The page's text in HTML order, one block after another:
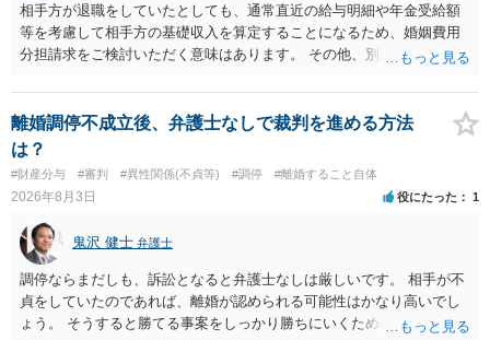
相手方が退職をしていたとしても、通常直近の給与明細や年金受給額
等を考慮して相手方の基礎収入を算定することになるため、婚姻費用
分担請求をご検討いただく意味はあります。 その他、別居の経緯、質
て、ご検討いただくのが良いかと思います。
離婚調停不成立後、弁護士なしで裁判を進める方法
は？
#財産分与 #審判 #異性関係(不貞等) #調停 #離婚すること自体
2026年8月3日 役にたった 1
鬼沢 健士 弁護士
調停ならまだしも、訴訟となると弁護士なしは厳しいです。 相手が不
貞をしていたのであれば、離婚が認められる可能性はかなり高いでし
ょう。 そうすると勝てる事案をしっかり勝ちにいくためにも弁護士委